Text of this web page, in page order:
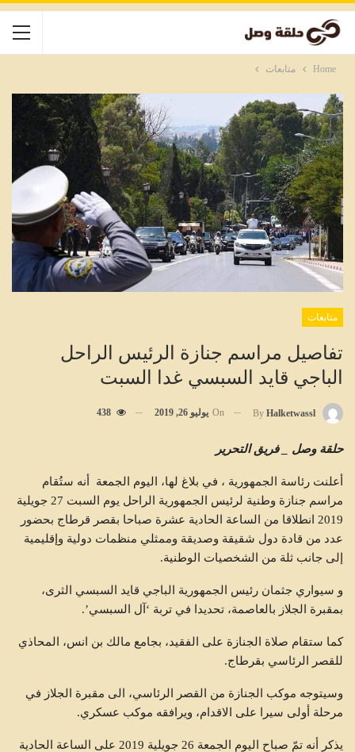
Home متابعات
متابعات
تفاصيل مراسم جنازة الرئيس الراحل
الباجي قايد السبسي غدا السبت
By Halketwassl
On يوليو 26, 2019 438
حلقة وصل _ فريق التحرير
أعلنت رئاسة الجمهورية ، في بلاغ لها، اليوم الجمعة أنه ستُقام
مراسم جنازة وطنية لرئيس الجمهورية الراحل يوم السبت 27 جويلية
2019 انطلاقا من الساعة الحادية عشرة صباحا بقصر قرطاج بحضور
عدد من قادة دول شقيقة وصديقة وممثلي منظمات دولية وإقليمية
إلى جانب ثلة من الشخصيات الوطنية.
و سيواري جثمان رئيس الجمهورية الباجي قايد السبسي الثرى،
بمقبرة الجلاز بالعاصمة، تحديدا في تربة ‘آل السبسي’.
كما ستقام صلاة الجنازة على الفقيد، بجامع مالك بن انس، المحاذي
للقصر الرئاسي بقرطاج.
وسيتوجه موكب الجنازة من القصر الرئاسي، الى مقبرة الجلاز في
مرحلة أولى سيرا على الاقدام، ويرافقه موكب عسكري.
يذكر أنه تمّ صباح اليوم الجمعة 26 جويلية 2019 على الساعة الحادية